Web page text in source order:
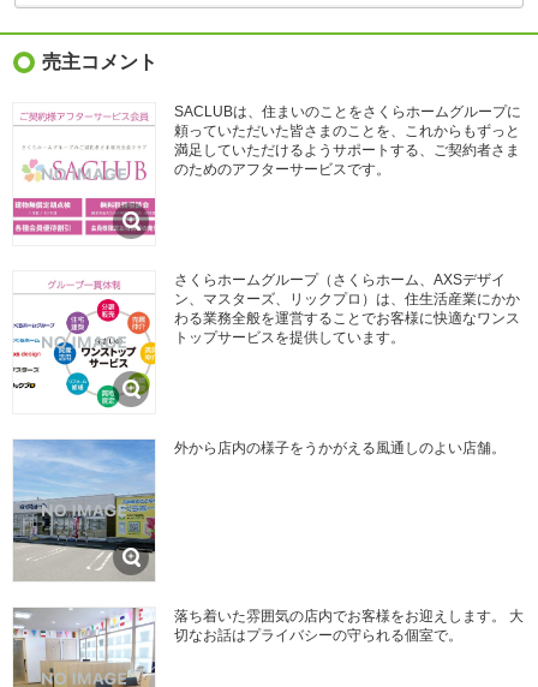
売主コメント
SACLUBは、住まいのことをさくらホームグループに
頼っていただいた皆さまのことを、これからもずっと
満足していただけるようサポートする、ご契約者さま
のためのアフターサービスです。
さくらホームグループ（さくらホーム、AXSデザイ
ン、マスターズ、リックプロ）は、住生活産業にかか
わる業務全般を運営することでお客様に快適なワンス
トップサービスを提供しています。
外から店内の様子をうかがえる風通しのよい店舗。
落ち着いた雰囲気の店内でお客様をお迎えします。 大
切なお話はプライバシーの守られる個室で。